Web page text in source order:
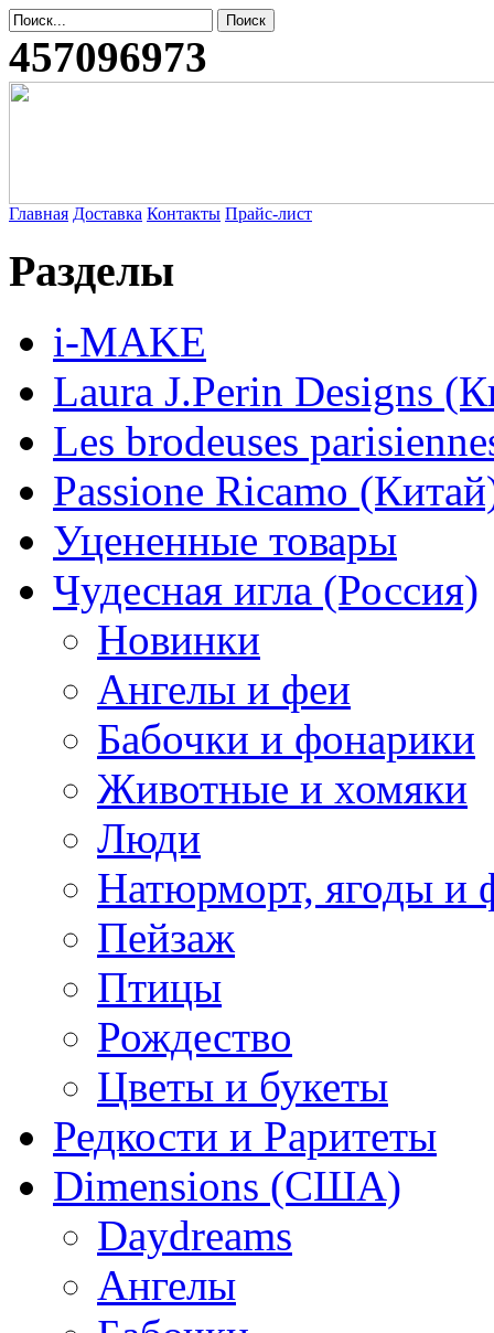
457096973
Главная Доставка Контакты Прайс-лист
Разделы
i-MAKE
Laura J.Perin Designs
Les brodeuses
Passione Ricamo
Уцененные товары
Чудесная игла (Россия)
Новинки
Ангелы и феи
Бабочки и фонарики
Животные и хомяки
Люди
Натюрморт, ягоды и
Пейзаж
Птицы
Рождество
Цветы и букеты
Редкости и Раритеты
Dimensions (США)
Daydreams
Ангелы